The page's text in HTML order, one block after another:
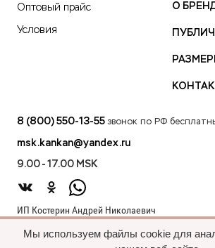
Оптовый прайс
Условия
О
8 (800) 550-13-55 звонок по РФ
msk.kankan@yandex.ru
9.00 - 17.00 MSK
ИП Костерин Андрей Николаевич
440012, проезд 2-й Лиственный д.20 г. Пенза
Мы используем файлы cookie для